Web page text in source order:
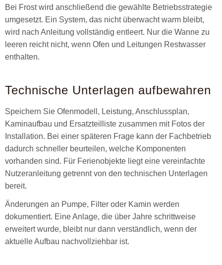
Bei Frost wird anschließend die gewählte Betriebsstrategie
umgesetzt. Ein System, das nicht überwacht warm bleibt,
wird nach Anleitung vollständig entleert. Nur die Wanne zu
leeren reicht nicht, wenn Ofen und Leitungen Restwasser
enthalten.
Technische Unterlagen aufbewahren
Speichern Sie Ofenmodell, Leistung, Anschlussplan,
Kaminaufbau und Ersatzteilliste zusammen mit Fotos der
Installation. Bei einer späteren Frage kann der Fachbetrieb
dadurch schneller beurteilen, welche Komponenten
vorhanden sind. Für Ferienobjekte liegt eine vereinfachte
Nutzeranleitung getrennt von den technischen Unterlagen
bereit.
Änderungen an Pumpe, Filter oder Kamin werden
dokumentiert. Eine Anlage, die über Jahre schrittweise
erweitert wurde, bleibt nur dann verständlich, wenn der
aktuelle Aufbau nachvollziehbar ist.